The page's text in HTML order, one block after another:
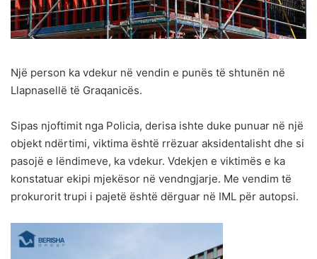
Një person ka vdekur në vendin e punës të shtunën në
Llapnasellë të Graqanicës.
Sipas njoftimit nga Policia, derisa ishte duke punuar në një
objekt ndërtimi, viktima është rrëzuar aksidentalisht dhe si
pasojë e lëndimeve, ka vdekur. Vdekjen e viktimës e ka
konstatuar ekipi mjekësor në vendngjarje. Me vendim të
prokurorit trupi i pajetë është dërguar në IML për autopsi.